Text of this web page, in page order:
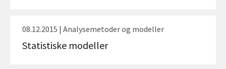
08.12.2015 | Analysemetoder og modeller
Statistiske modeller